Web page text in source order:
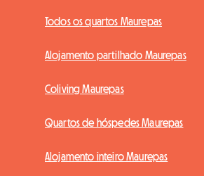
Todos os quartos Maurepas
Alojamento partilhado Maurepas
Coliving Maurepas
Quartos de hóspedes Maurepas
Alojamento inteiro Maurepas